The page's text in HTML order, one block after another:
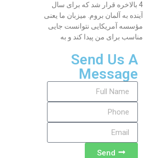
4 بالاخره قرار شد که برای سال
آینده به آلمان بروم. میزبان ما یعنی
مؤسسه آمریکایی نتوانست جایی
مناسب برای من پیدا کند و به
Send Us A
Message
Send